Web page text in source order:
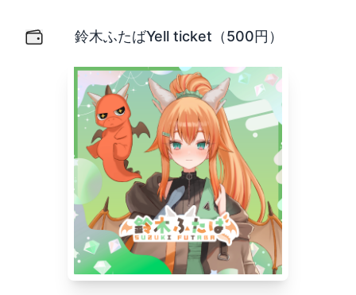
鈴木ふたばYell ticket（500円）